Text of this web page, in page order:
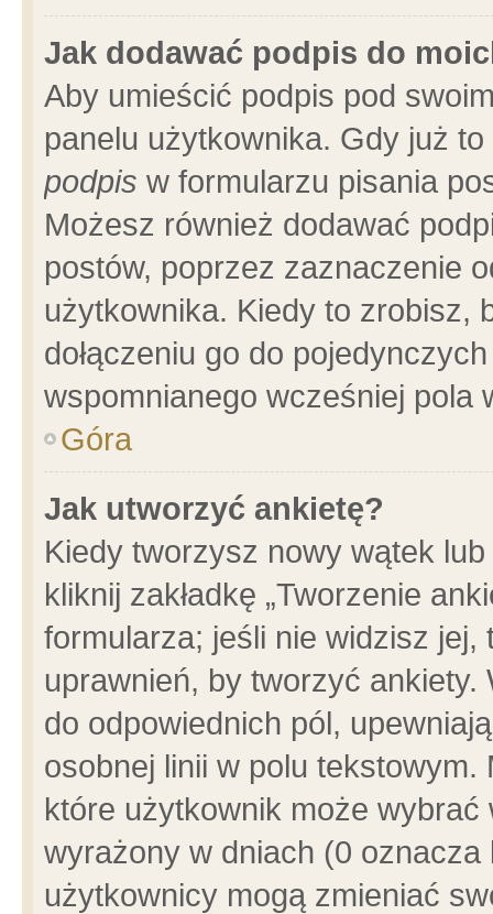
Jak dodawać podpis do
Aby umieścić podpis pod
panelu użytkownika. Gdy już
podpis w formularzu pisania
Możesz również dodawać
postów, poprzez zaznaczenie
użytkownika. Kiedy to zrobisz,
dołączeniu go do
wspomnianego wcześniej pola
Góra
Jak utworzyć ankietę?
Kiedy tworzysz nowy wątek
kliknij zakładkę „Tworzenie
formularza; jeśli nie widzisz
uprawnień, by tworzyć ankiety.
do odpowiednich pól,
osobnej linii w polu
które użytkownik może
wyrażony w dniach (0
użytkownicy mogą zmieniać